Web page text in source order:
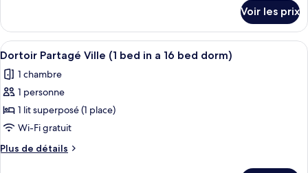
bed
dorm)
Ville,
salle
de
bains
commune
(1
bed
in
a
le
type
de
Dortoir
Partagé
salle
de
commune
Voir les prix
Afficher
toutes
les
photos
pour
ce
type
de
Une chambre de dortoir avec des lits
1
Dortoir Partagé Ville (1 bed in a 16 bed dorm)
1 chambre
1 personne
1 lit superposé (1 place)
Wi-Fi gratuit
Plus de détails
Plus